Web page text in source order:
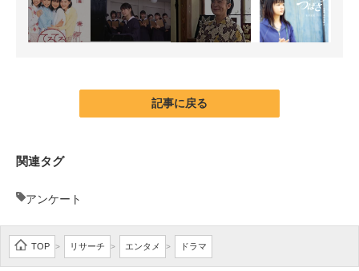
記事に戻る
関連タグ
アンケート
TOP > リサーチ > エンタメ > ドラマ